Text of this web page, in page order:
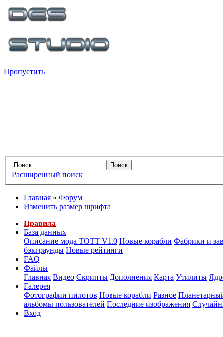
Пропустить
Расширенный поиск
Главная » Форум
Изменить размер шрифта
Правила
База данных
Описание мода ТОТТ V1.0 Новые корабли Фабрики и
бэкграунды Новые рейтинги
FAQ
Файлы
Главная Видео Скрипты Дополнения Карта Утилиты
Галерея
Фотографии пилотов Новые корабли Разное
альбомы пользователей Последние изображения
Вход